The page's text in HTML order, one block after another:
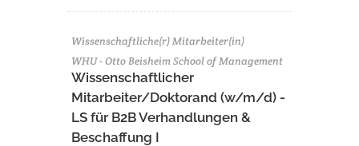
Wissenschaftliche(r) Mitarbeiter(in)
WHU - Otto Beisheim School of Management
Wissenschaftlicher
Mitarbeiter/Doktorand (w/m/d) -
LS für B2B Verhandlungen &
Beschaffung I